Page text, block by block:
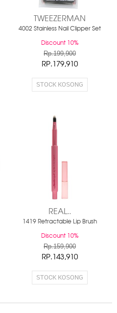
TWEEZERMAN
4002 Stainless Nail Clipper Set
Discount 10%
Rp.199,900
RP.179,910
STOCK KOSONG
REAL..
1419 Retractable Lip Brush
Discount 10%
Rp.159,900
RP.143,910
STOCK KOSONG